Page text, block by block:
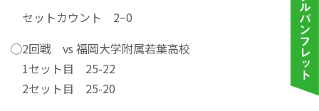
セットカウント 2−0
◯2回戦 vs 福岡大学附属若葉高校
1セット目 25-22
2セット目 25-20